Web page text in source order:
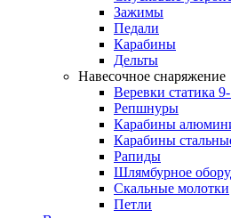
Зажимы
Педали
Карабины
Дельты
Навесочное снаряжение
Веревки статика
Репшнуры
Карабины
Карабины
Рапиды
Шлямбурное
Скальные молотки
Петли